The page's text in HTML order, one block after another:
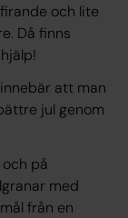
och lite
Då finns
att man
jul genom
på
med
från en